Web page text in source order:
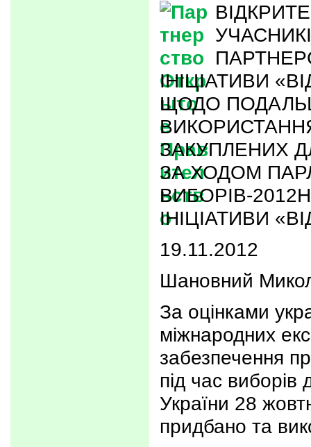
ІНІЦІАТИВИ
ЩОДО
ЗАКУПЛЕНИХ
ЗА ХОДОМ
ВИБОРІВ-
ІНІЦІАТИВИ
19.11.2012
Шановний
За оцінками
міжнародних
забезпечення
під час
України 28
придбано та